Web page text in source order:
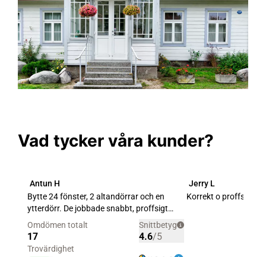
Vad tycker våra kunder?